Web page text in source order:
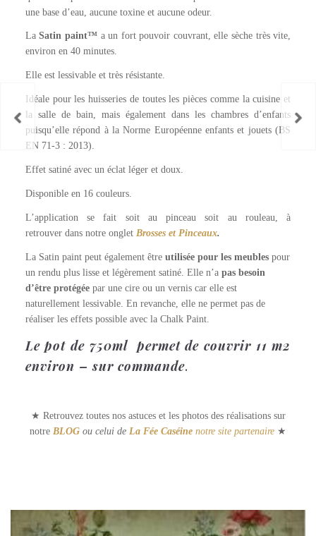
une base d’eau, aucune toxine et aucune odeur.
LaSatin paint™a un fort pouvoir couvrant, elle sèche très vite,
environ en 40 minutes.
Elle est lessivable et très résistante.
Idéale pour les huisseries de toutes les pièces comme la cuisine et
la salle de bain, mais également dans les chambres d’enfants
puisqu’elle répond à la Norme Européenne enfants et jouets (BS
EN 71-3 : 2013).
Effet satiné avec un éclat léger et doux.
Disponible en 16 couleurs.
L’application se fait soit au pinceau soit au rouleau, à
retrouver dans notre onglet Brosses et Pinceaux.
La Satin paint peut également être utilisée pour les meublespour
un rendu plus lisse et légèrement satiné. Elle n’a pas besoin
d’être protégéepar une cire ou un vernis car elle est
naturellement lessivable. En revanche, elle ne permet pas de
réaliser les effets possible avec la Chalk Paint.
Le pot de 750ml permet de couvrir 11 m2
environ – sur commande.
★ Retrouvez toutes nos astuces et les photos des réalisations sur
notre BLOG ou celui de La Fée Caséine notre site partenaire ★